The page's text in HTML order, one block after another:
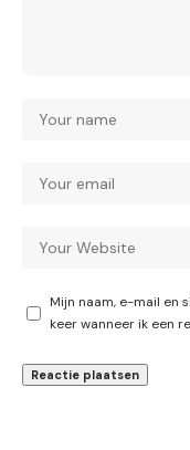
Mijn naam, e-mail en
keer wanneer ik een